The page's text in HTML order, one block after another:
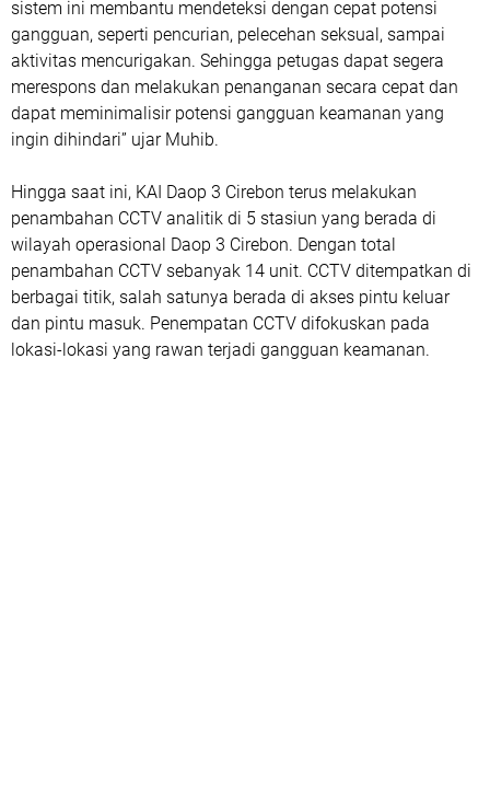
sistem ini membantu mendeteksi dengan cepat potensi
gangguan, seperti pencurian, pelecehan seksual, sampai
aktivitas mencurigakan. Sehingga petugas dapat segera
merespons dan melakukan penanganan secara cepat dan
dapat meminimalisir potensi gangguan keamanan yang
ingin dihindari” ujar Muhib.
Hingga saat ini, KAI Daop 3 Cirebon terus melakukan
penambahan CCTV analitik di 5 stasiun yang berada di
wilayah operasional Daop 3 Cirebon. Dengan total
penambahan CCTV sebanyak 14 unit. CCTV ditempatkan di
berbagai titik, salah satunya berada di akses pintu keluar
dan pintu masuk. Penempatan CCTV difokuskan pada
lokasi-lokasi yang rawan terjadi gangguan keamanan.